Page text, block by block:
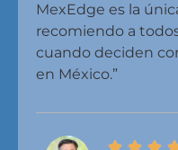
MexEdge es la
recomiendo a
cuando deciden
en México.”